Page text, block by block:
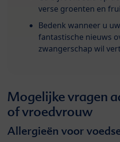
verse groenten en
Bedenk wanneer u
fantastische nieuws
zwangerschap wil
Mogelijke vragen
of vroedvrouw
Allergieën voor